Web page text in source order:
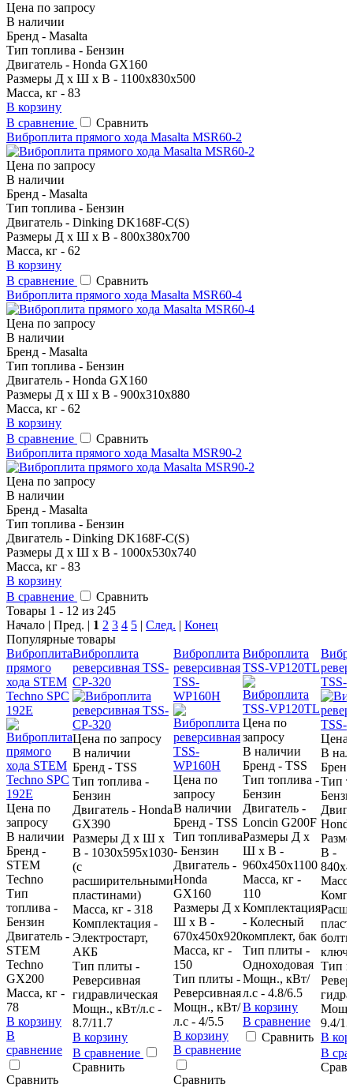
Цена по запросу
В наличии
Бренд - Masalta
Тип топлива - Бензин
Двигатель - Honda GX160
Размеры Д х Ш х В - 1100x830x500
Масса, кг - 83
В корзину
В сравнение
Сравнить
Виброплита прямого хода Masalta MSR60-2
Цена по запросу
В наличии
Бренд - Masalta
Тип топлива - Бензин
Двигатель - Dinking DK168F-C(S)
Размеры Д х Ш х В - 800х380х700
Масса, кг - 62
В корзину
В сравнение
Сравнить
Виброплита прямого хода Masalta MSR60-4
Цена по запросу
В наличии
Бренд - Masalta
Тип топлива - Бензин
Двигатель - Honda GX160
Размеры Д х Ш х В - 900x310x880
Масса, кг - 62
В корзину
В сравнение
Сравнить
Виброплита прямого хода Masalta MSR90-2
Цена по запросу
В наличии
Бренд - Masalta
Тип топлива - Бензин
Двигатель - Dinking DK168F-C(S)
Размеры Д х Ш х В - 1000х530х740
Масса, кг - 83
В корзину
В сравнение
Сравнить
Товары 1 - 12 из 245
Начало | Пред. | 1 2 3 4 5 | След. | Конец
Популярные товары
Виброплита
прямого
хода STEM
Techno SPC
192E
Цена по
запросу
В наличии
Бренд -
STEM
Techno
Тип
топлива -
Бензин
Двигатель -
STEM
Techno
GX200
Масса, кг -
78
В корзину
В
сравнение
Сравнить
Виброплита
реверсивная TSS-
CP-320
Цена по запросу
В наличии
Бренд - TSS
Тип топлива -
Бензин
Двигатель - Honda
GX390
Размеры Д х Ш х
В - 1030x595x1030
(с
расширительными
пластинами)
Масса, кг - 318
Комплектация -
Электростарт,
АКБ
Тип плиты -
Реверсивная
гидравлическая
Мощн., кВт/л.с -
8.7/11.7
В корзину
В сравнение
Сравнить
Виброплита
реверсивная
TSS-
WP160H
Цена по
запросу
В наличии
Бренд - TSS
Тип топлива
- Бензин
Двигатель -
Honda
GX160
Размеры Д х
Ш х В -
670x450x920
Масса, кг -
150
Тип плиты -
Реверсивная
Мощн., кВт/
л.с - 4/5.5
В корзину
В сравнение
Сравнить
Виброплита
TSS-VP120TL
Цена по
запросу
В наличии
Бренд - TSS
Тип топлива -
Бензин
Двигатель -
Loncin G200F
Размеры Д х
Ш х В -
960х450х1100
Масса, кг -
110
Комплектация
- Колесный
комплект, бак
Тип плиты -
Одноходовая
Мощн., кВт/
л.с - 4.8/6.5
В корзину
В сравнение
Сравнить
TSS-
Цена
В
Тип
В -
ключ
Тип
9.4/13
В
В